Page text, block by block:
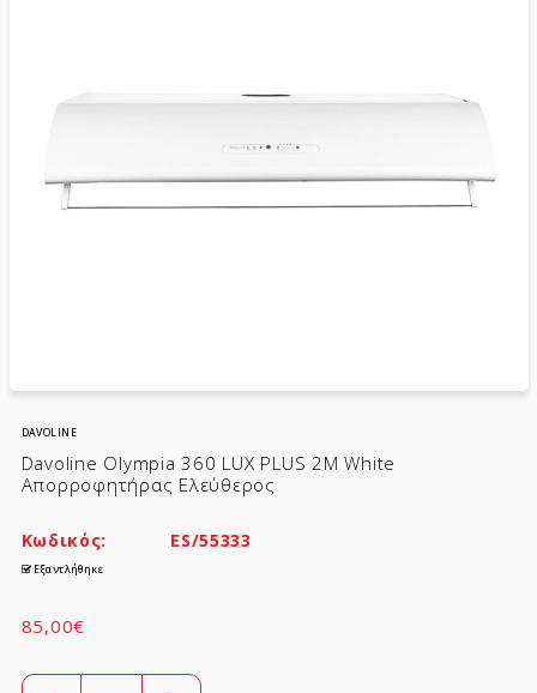
DAVOLINE
Davoline Olympia 360 LUX PLUS 2M White
Απορροφητήρας Ελεύθερος
Κωδικός: ES/55333
Εξαντλήθηκε
85,00€